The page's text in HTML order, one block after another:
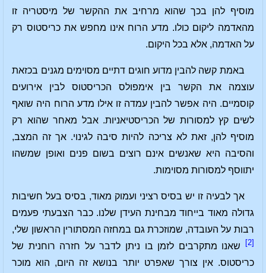
מוסיף להן בכך שהוא מרחיב את ההקשר של מיסטריה זו
מהאדמה ליקום כולו. מדע הרוח אינו מחפש את כריסטוס רק
על האדמה, אלא בכל היקום.
באמת קשה להבין מדוע חוגים דתיים מסוימים מגנים בכזאת
עוצמה את הקשר בין אימפולס הכריסטוס לבין אירועים
קוסמיים. היה אפשר להבין עמדה זו אילו מדע הרוח היה שואף
לשים קץ למסורות של הכריסטיאניות. אבל מאחר שהוא רק
מוסיף להן, זאת לא צריכה להיות סיבה לגינוי. אך זה המצב,
והסיבה היא שאנשים אינם רוצים בשום פנים ואופן שמשהו
יתווסף למסורות מסוימות.
אך לבעיה זו יש בסיס רציני ועמוק מאוד, בסיס בעל חשיבות
גדולה מאוד בייחוד מבחינת העידן שלנו. כבר הצבעתי פעמים
רבות על העובדה, שמוזכרת גם במחזה המסתורין הראשון שלי,
[2]
שאנו מתקרבים לזמן בו ניתן לדבר על חזרה רוחנית של
כריסטוס. אין צורך שאפרט יותר בנושא זה היום, הוא מוכר